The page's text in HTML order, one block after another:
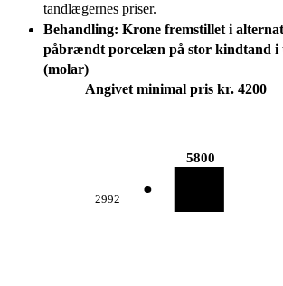
tandlægernes priser.
Behandling: Krone fremstillet i
påbrændt porcelæn på stor kindtand i
(molar)
Angivet minimal pris kr. 4200
2992
5800